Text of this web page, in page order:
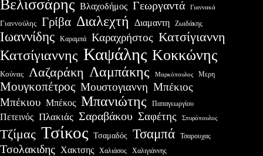
Βελισσάρης Βλαχοδήμος Γεωργαντά Γιαννακά
Γιαννούλης Γρίβα Διαλεχτή Διαμαντη Ζωιδάκης
Ιωαννίδης Καραμπά Καραχρήστος Κατσίγιαννη
Κατσίγιαννης Καψάλης Κοκκώνης
Κούνας Λαζαράκη Λαμπάκης Μαρκόπουλος Μερη
Μουγκοπέτρος Μουστογιαννη Μπέκιος
Μπέκιου Μπέκος Μπανιώτης Παπαγεωργίου
Πετεινός Πλακιάς Σαραβάκου Σαφέτης Σπυρόπουλος
Τζίμας Τσίκος Τσαμαδός Τσαμπά Τσαρουχας
Τσολακιδης Χακτσης Χαλιάσος Χαλιγιάννης